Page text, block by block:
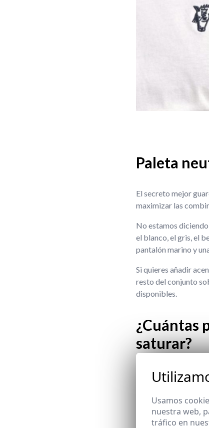
Paleta
El secreto mejor
maximizar las
No estamos
el blanco, el gris, el
pantalón marino y
Si quieres añadir
resto del conjunto
disponibles.
¿Cuántas
saturar?
Aquí es donde
hombre.
Para la parte
Usamos
nuestra web,
tráfico en